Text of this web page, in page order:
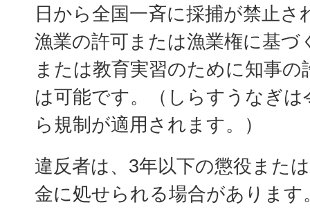
日から全国一斉に採捕が禁止さ
漁業の許可または漁業権に基づ
または教育実習のために知事の
は可能です。（しらすうなぎは
ら規制が適用されます。）
違反者は、3年以下の懲役また
金に処せられる場合があります